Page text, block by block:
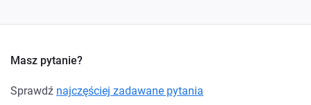
Masz pytanie?
Sprawdź najczęściej zadawane pytania